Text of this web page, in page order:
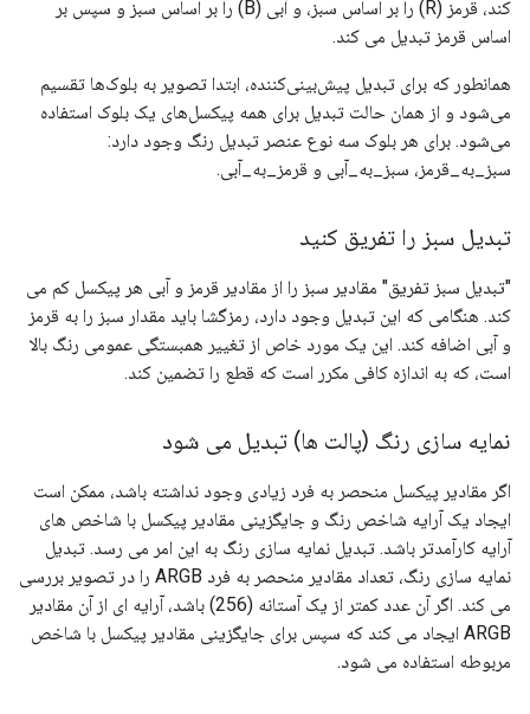
کند، قرمز (R) را بر اساس سبز، و آبی (B) را بر اساس سبز و سپس بر
اساس قرمز تبدیل می کند.
همانطور که برای تبدیل پیش‌بینی‌کننده، ابتدا تصویر به بلوک‌ها تقسیم
می‌شود و از همان حالت تبدیل برای همه پیکسل‌های یک بلوک استفاده
می‌شود. برای هر بلوک سه نوع عنصر تبدیل رنگ وجود دارد:
سبز_به_قرمز، سبز_به_آبی و قرمز_به_آبی.
تبدیل سبز را تفریق کنید
"تبدیل سبز تفریق" مقادیر سبز را از مقادیر قرمز و آبی هر پیکسل کم می
کند. هنگامی که این تبدیل وجود دارد، رمزگشا باید مقدار سبز را به قرمز
و آبی اضافه کند. این یک مورد خاص از تغییر همبستگی عمومی رنگ بالا
است، که به اندازه کافی مکرر است که قطع را تضمین کند.
نمایه سازی رنگ (پالت ها) تبدیل می شود
اگر مقادیر پیکسل منحصر به فرد زیادی وجود نداشته باشد، ممکن است
ایجاد یک آرایه شاخص رنگ و جایگزینی مقادیر پیکسل با شاخص های
آرایه کارآمدتر باشد. تبدیل نمایه سازی رنگ به این امر می رسد. تبدیل
نمایه سازی رنگ، تعداد مقادیر منحصر به فرد ARGB را در تصویر بررسی
می کند. اگر آن عدد کمتر از یک آستانه (256) باشد، آرایه ای از آن مقادیر
ARGB ایجاد می کند که سپس برای جایگزینی مقادیر پیکسل با شاخص
مربوطه استفاده می شود.